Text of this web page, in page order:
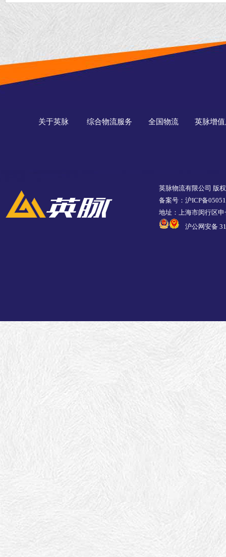
关于英脉 综合物流服务 全国物流 英脉增
英脉物流有限公司 版
备案号：沪ICP备
地址：上海市闵行区
沪公网安备